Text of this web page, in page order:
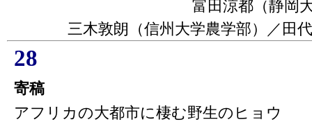
富田涼都（静岡
三木敦朗（信州大学農学部）／田
28
寄稿
アフリカの大都市に棲む野生のヒョウ